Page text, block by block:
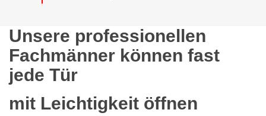
Unsere professionellen
Fachmänner können fast
jede Tür
mit Leichtigkeit öffnen